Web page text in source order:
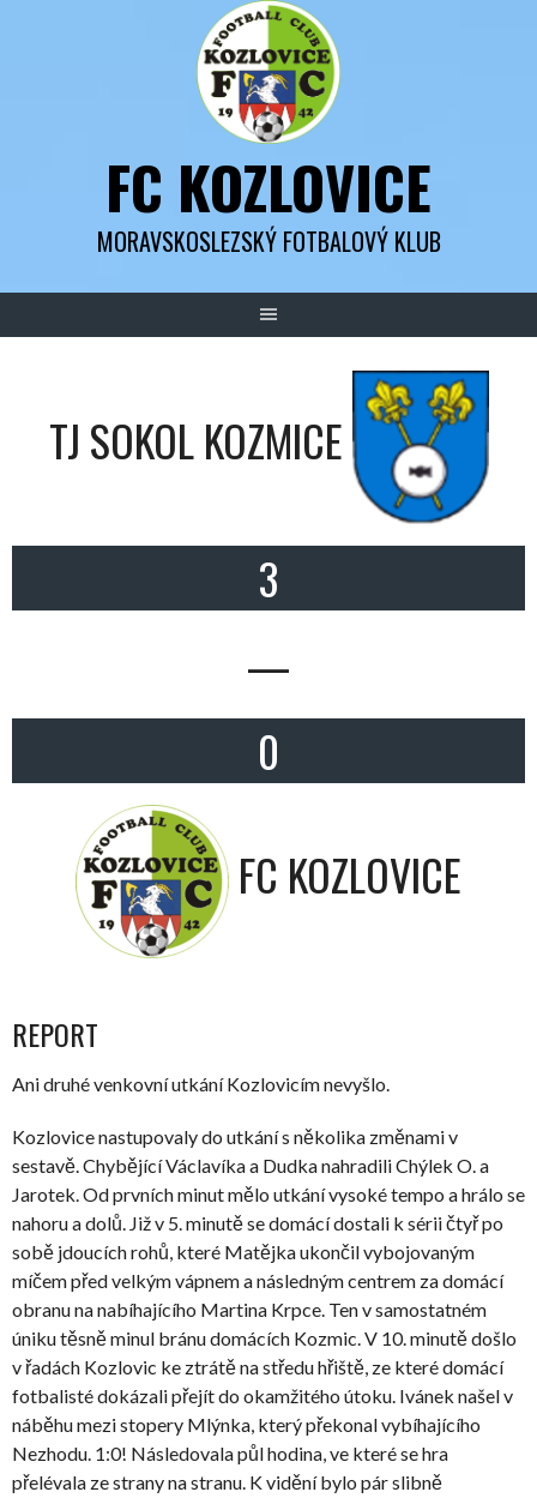
FC KOZLOVICE
MORAVSKOSLEZSKÝ FOTBALOVÝ KLUB
TJ SOKOL KOZMICE
3
—
0
FC KOZLOVICE
REPORT
Ani druhé venkovní utkání Kozlovicím nevyšlo.
Kozlovice nastupovaly do utkání s několika změnami v
sestavě. Chybějící Václavíka a Dudka nahradili Chýlek O. a
Jarotek. Od prvních minut mělo utkání vysoké tempo a hrálo se
nahoru a dolů. Již v 5. minutě se domácí dostali k sérii čtyř po
sobě jdoucích rohů, které Matějka ukončil vybojovaným
míčem před velkým vápnem a následným centrem za domácí
obranu na nabíhajícího Martina Krpce. Ten v samostatném
úniku těsně minul bránu domácích Kozmic. V 10. minutě došlo
v řadách Kozlovic ke ztrátě na středu hřiště, ze které domácí
fotbalisté dokázali přejít do okamžitého útoku. Ivánek našel v
náběhu mezi stopery Mlýnka, který překonal vybíhajícího
Nezhodu. 1:0! Následovala půl hodina, ve které se hra
přelévala ze strany na stranu. K vidění bylo pár slibně